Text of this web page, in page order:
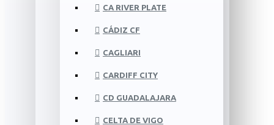
CA RIVER PLATE
CÁDIZ CF
CAGLIARI
CARDIFF CITY
CD GUADALAJARA
CELTA DE VIGO